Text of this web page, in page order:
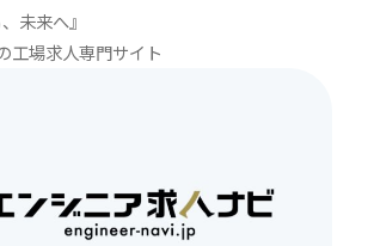
未来へ』
工場求人専門サイト